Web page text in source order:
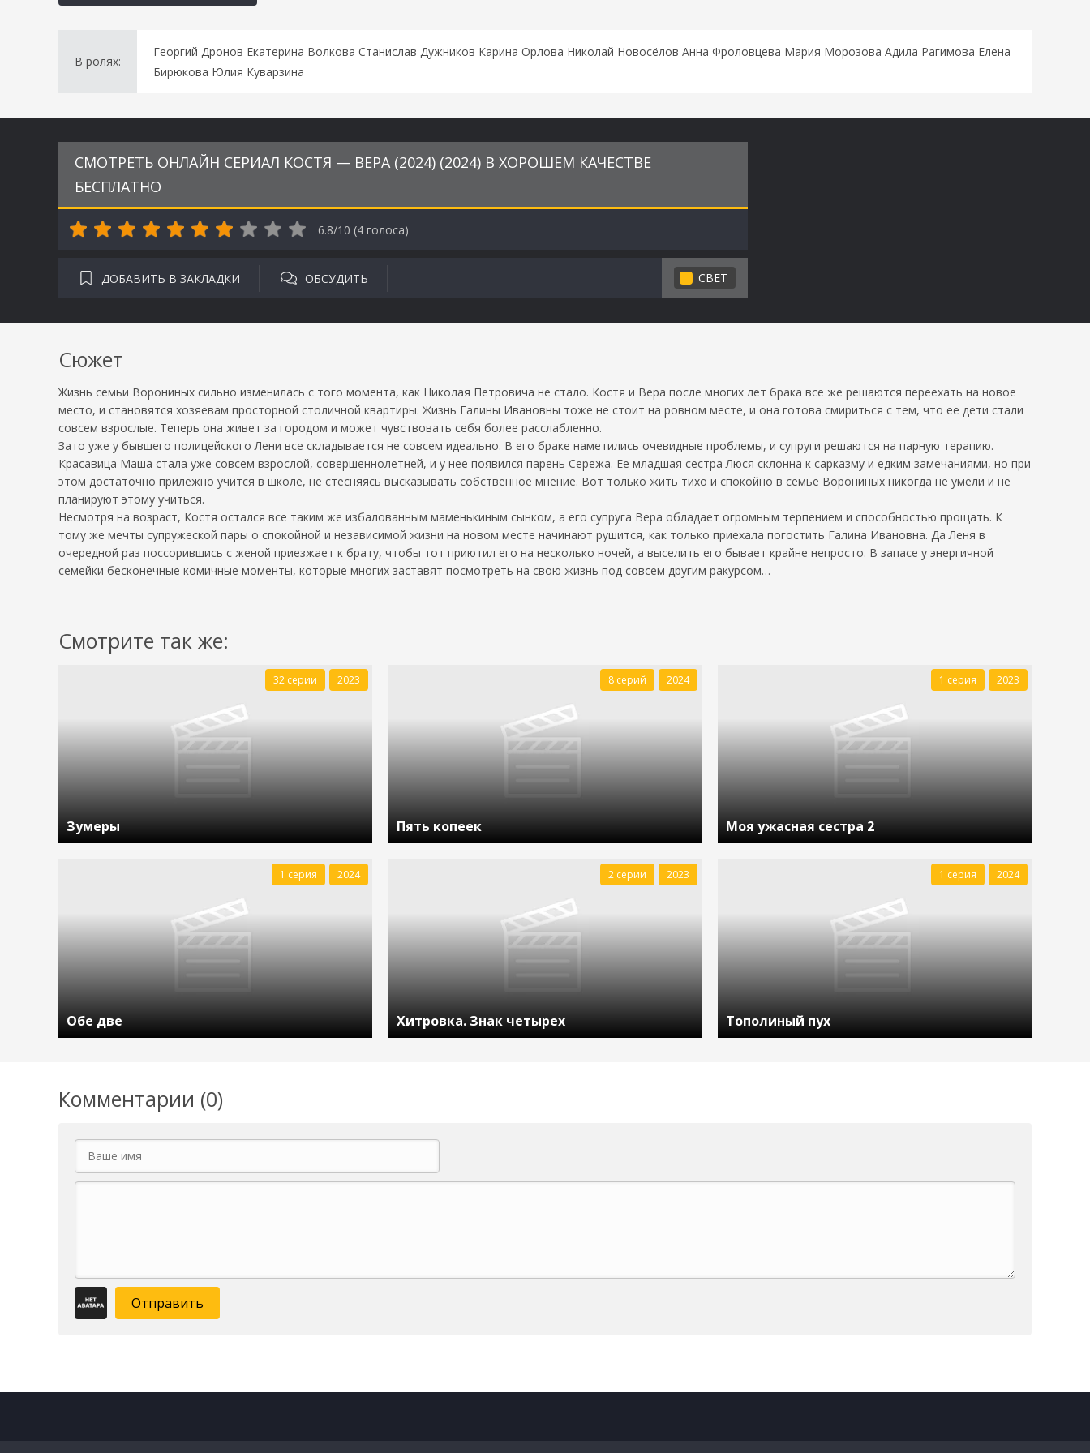
В ролях:
Георгий Дронов Екатерина Волкова Станислав Дужников Карина Орлова Николай Новосёлов Анна Фроловцева Мария Морозова Адила Рагимова Елена
Бирюкова Юлия Куварзина
СМОТРЕТЬ ОНЛАЙН СЕРИАЛ КОСТЯ — ВЕРА (2024) (2024) В ХОРОШЕМ КАЧЕСТВЕ
БЕСПЛАТНО
6.8/10 (4 голоса)
ДОБАВИТЬ В ЗАКЛАДКИ ОБСУДИТЬ СВЕТ
Сюжет
Жизнь семьи Ворониных сильно изменилась с того момента, как Николая Петровича не стало. Костя и Вера после многих лет брака все же решаются переехать на новое
место, и становятся хозяевам просторной столичной квартиры. Жизнь Галины Ивановны тоже не стоит на ровном месте, и она готова смириться с тем, что ее дети стали
совсем взрослые. Теперь она живет за городом и может чувствовать себя более расслабленно.
Зато уже у бывшего полицейского Лени все складывается не совсем идеально. В его браке наметились очевидные проблемы, и супруги решаются на парную терапию.
Красавица Маша стала уже совсем взрослой, совершеннолетней, и у нее появился парень Сережа. Ее младшая сестра Люся склонна к сарказму и едким замечаниями, но при
этом достаточно прилежно учится в школе, не стесняясь высказывать собственное мнение. Вот только жить тихо и спокойно в семье Ворониных никогда не умели и не
планируют этому учиться.
Несмотря на возраст, Костя остался все таким же избалованным маменькиным сынком, а его супруга Вера обладает огромным терпением и способностью прощать. К
тому же мечты супружеской пары о спокойной и независимой жизни на новом месте начинают рушится, как только приехала погостить Галина Ивановна. Да Леня в
очередной раз поссорившись с женой приезжает к брату, чтобы тот приютил его на несколько ночей, а выселить его бывает крайне непросто. В запасе у энергичной
семейки бесконечные комичные моменты, которые многих заставят посмотреть на свою жизнь под совсем другим ракурсом…
Смотрите так же:
Зумеры
32 серии 2023
Пять копеек
8 серий 2024
Моя ужасная сестра 2
1 серия 2023
Обе две
1 серия 2024
Хитровка. Знак четырех
2 серии 2023
Тополиный пух
1 серия 2024
Комментарии (0)
Отправить